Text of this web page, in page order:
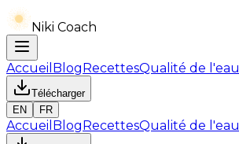
Niki Coach
Accueil BlogRecettesQualité de l'eau
Télécharger
EN
FR
Accueil BlogRecettesQualité de l'eau